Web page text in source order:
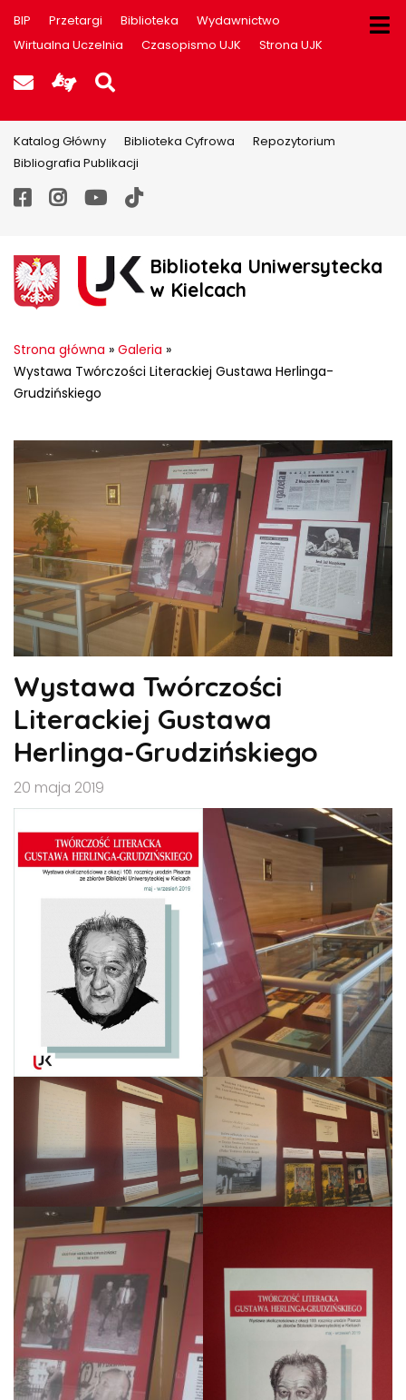
BIP Przetargi Biblioteka
Wydawnictwo
Wirtualna Uczelnia
Czasopismo UJK Strona UJK
Poczta UJK
Informacje dla użytkowników
Szukaj na stronie
Katalog Główny Biblioteka Cyfrowa
Repozytorium
Bibliografia Publikacji
Facebook
Instagram
YouTube
TikTok
Biblioteka Uniwersytecka
w Kielcach
Strona główna » Galeria »
Wystawa Twórczości Literackiej Gustawa Herlinga-
Grudzińskiego
Wystawa Twórczości
Literackiej Gustawa
Herlinga-Grudzińskiego
20 maja 2019